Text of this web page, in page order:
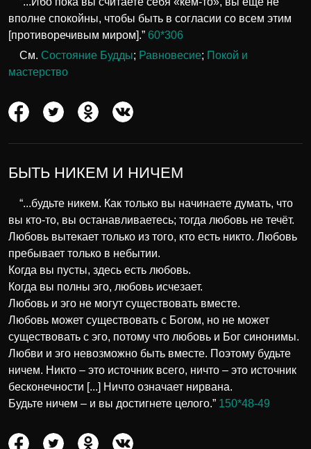
вполне спокойны, чтобы быть в согласии со всем этим
[противоречивым миром].” 60*306
См. Состояние Будды; Равновесие; Покой и
мастерство
БЫТЬ НИКЕМ И НИЧЕМ
“...будьте никем. Как только вы начинаете думать, что
вы кто-то, вы останавливаетесь; тогда любовь не течёт.
Любовь вытекает только из того, кто есть никто. Любовь
пребывает только в небытии.
Когда вы пусты, здесь есть любовь.
Когда вы полны эго, любовь исчезает.
Любовь и эго не могут существовать вместе.
Любовь может существовать с Богом, но не может
существовать с эго, потому что любовь и Бог синонимы.
Любви и эго невозможно быть вместе. Поэтому будьте
ничем. Никто – это источник всего, ничто – это источник
бесконечности [...] Ничто означает нирвана.
Будьте ничем – и вы достигнете целого.” 150*48-49